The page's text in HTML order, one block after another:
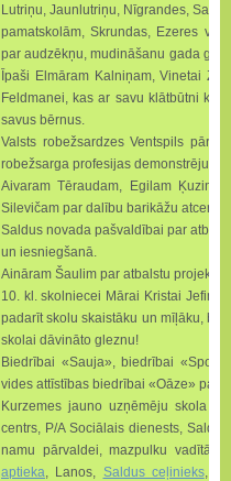
Lutriņu, Jaunlutriņu, Nī­­­­grandes,
pamatskolām, Skrundas, Ezeres
par audzēkņu, mudināšanu gada
Īpaši Elmāram Kalniņam, Vinetai
Feldmanei, kas ar savu klātbūtni
savus bērnus.
Valsts robežsardzes Ventspils
robežsarga profesijas
Aivaram Tēraudam, Egi­­lam Ķuzim,
Silevičam par dalību barikāžu
Saldus novada pašvaldībai par
un iesniegšanā.
Aināram Šaulim par at­­balstu projektu
10. kl. skolniecei Mārai Kristai
padarīt skolu skaistāku un mīļāku,
skolai dāvināto gleznu!
Biedrībai «Sauja», biedrībai
vides attīstības biedrībai «Oāze» par
Kurzemes jauno uzņēmēju skola
centrs, P/A Sociālais dienests,
namu pārvaldei, mazpulku
aptieka, Lanos, Saldus ceļinieks,